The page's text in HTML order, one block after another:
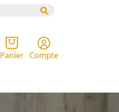
Panier Compte